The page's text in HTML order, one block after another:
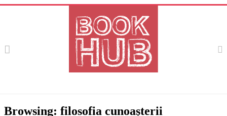
Browsing: filosofia cunoașterii